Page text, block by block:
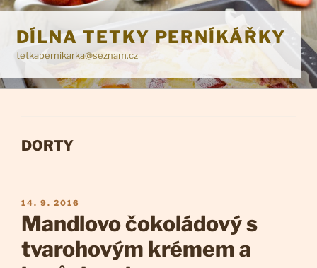
Přejít
obsahu
webu
DÍLNA TETKY PERNÍKÁŘKY
tetkapernikarka@seznam.cz
RUBRIKY
DORTY
PUBLIKOVÁNO
14. 9. 2016
Mandlovo čokoládový s
tvarohovým krémem a